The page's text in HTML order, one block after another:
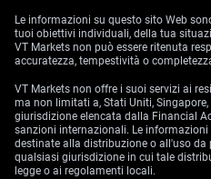
Le informazioni su questo sito Web
tuoi obiettivi individuali, della tua
VT Markets non può essere ritenuta
accuratezza, tempestività o
VT Markets non offre i suoi servizi ai
ma non limitati a, Stati Uniti, Singapore,
giurisdizione elencata dalla Financial
sanzioni internazionali. Le
destinate alla distribuzione o all'uso
qualsiasi giurisdizione in cui tale
legge o ai regolamenti locali.